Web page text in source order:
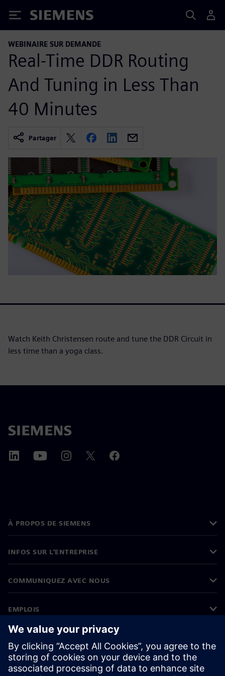
Siemens
WEBINAIRE SUR DEMANDE
Real-Time DDR Routing
And Tuning in Less Than
40 Minutes
Partager
Watch Keith Christensen route and tune the DDR Circuit in
less time than a yoga class.
À PROPOS DE SIEMENS
INFOS SUR L'ENTREPRISE
COMMUNIQUEZ AVEC NOUS
EMPLOIS
©Siemens 2026
Informations sur l’entreprise